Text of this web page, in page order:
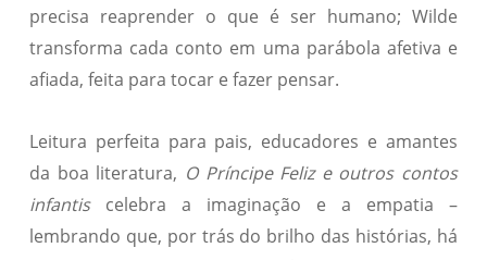
precisa reaprender o que é ser humano; Wilde
transforma cada conto em uma parábola afetiva e
afiada, feita para tocar e fazer pensar.
Leitura perfeita para pais, educadores e amantes
da boa literatura, O Príncipe Feliz e outros contos
infantiscelebra a imaginação e a empatia –
lembrando que, por trás do brilho das histórias, há